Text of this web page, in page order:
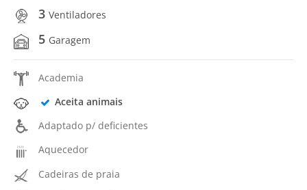
3 Ventiladores
5 Garagem
Academia
Aceita animais
Adaptado p/ deficientes
Aquecedor
Cadeiras de praia